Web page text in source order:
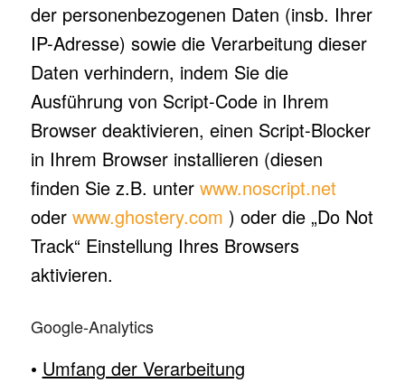
der personenbezogenen Daten (insb. Ihrer
IP-Adresse) sowie die Verarbeitung dieser
Daten verhindern, indem Sie die
Ausführung von Script-Code in Ihrem
Browser deaktivieren, einen Script-Blocker
in Ihrem Browser installieren (diesen
finden Sie z.B. unter www.noscript.net
oder www.ghostery.com ) oder die „Do Not
Track“ Einstellung Ihres Browsers
aktivieren.
Google-Analytics
• Umfang der Verarbeitung